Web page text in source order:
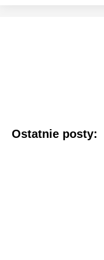
Ostatnie posty: